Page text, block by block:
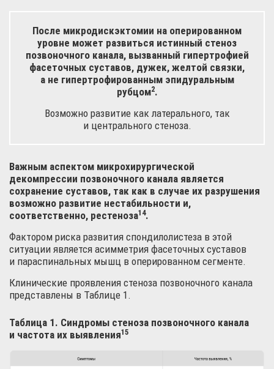
После микродискэктомии на оперированном
уровне может развиться истинный стеноз
позвоночного канала, вызванный гипертрофией
фасеточных суставов, дужек, желтой связки,
а не гипертрофированным эпидуральным
рубцом2.
Возможно развитие как латерального, так
и центрального стеноза.
Важным аспектом микрохирургической
декомпрессии позвоночного канала является
сохранение суставов, так как в случае их разрушения
возможно развитие нестабильности и,
соответственно, рестеноза14.
Фактором риска развития спондилолистеза в этой
ситуации является асимметрия фасеточных суставов
и параспинальных мышц в оперированном сегменте.
Клинические проявления стеноза позвоночного канала
представлены в Таблице 1.
Таблица 1. Синдромы стеноза позвоночного канала
и частота их выявления15